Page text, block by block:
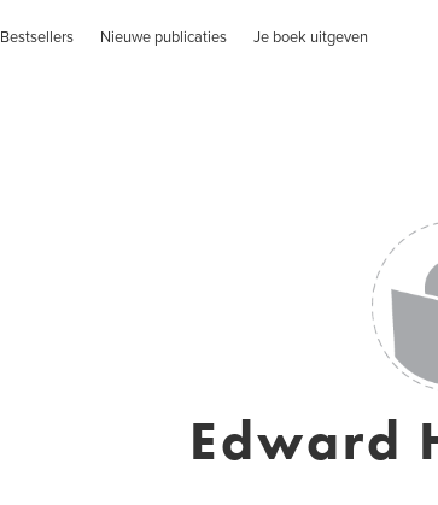
Bestsellers Nieuwe publicaties Je boek uitgeven
Edward